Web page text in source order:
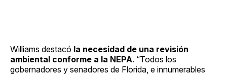
Williams destacó la necesidad de una revisión
ambiental conforme a la NEPA. “Todos los
gobernadores y senadores de Florida, e innumerables